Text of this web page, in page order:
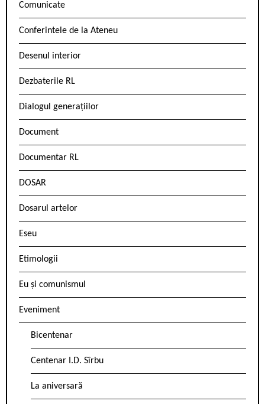
Comunicate
Conferintele de la Ateneu
Desenul interior
Dezbaterile RL
Dialogul generațiilor
Document
Documentar RL
DOSAR
Dosarul artelor
Eseu
Etimologii
Eu și comunismul
Eveniment
Bicentenar
Centenar I.D. Sîrbu
La aniversară